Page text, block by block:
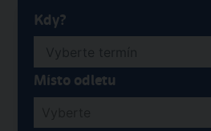
Kdy?
Místo odletu